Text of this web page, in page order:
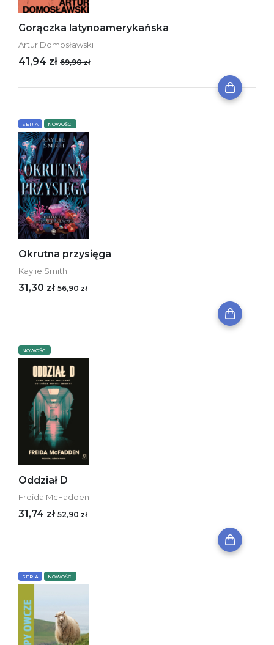
Gorączka latynoamerykańska
Artur Domosławski
41,94 zł 69,90 zł
SERIA NOWOŚCI
Okrutna przysięga
Kaylie Smith
31,30 zł 56,90 zł
NOWOŚCI
Oddział D
Freida McFadden
31,74 zł 52,90 zł
SERIA NOWOŚCI